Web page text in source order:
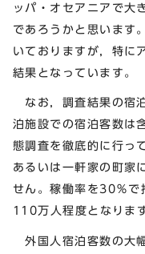
ッパ・オセアニアで大
であろうかと思います
いておりますが，特に
結果となっています。
なお，調査結果の宿
泊施設での宿泊客数は
態調査を徹底的に行っ
あるいは一軒家の町家
せん。稼働率を30％で
110万人程度となりま
外国人宿泊客数の大